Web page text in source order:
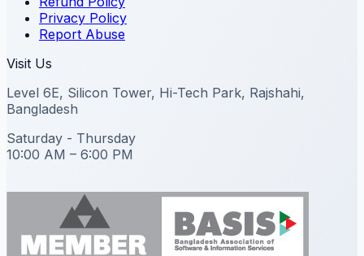
Privacy Policy
Report Abuse
Visit Us
Level 6E, Silicon Tower, Hi-Tech Park, Rajshahi,
Bangladesh
Saturday - Thursday
10:00 AM – 6:00 PM